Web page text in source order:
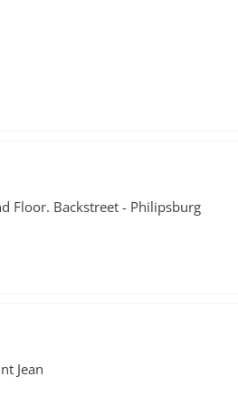
Floor. Backstreet - Philipsburg
Jean